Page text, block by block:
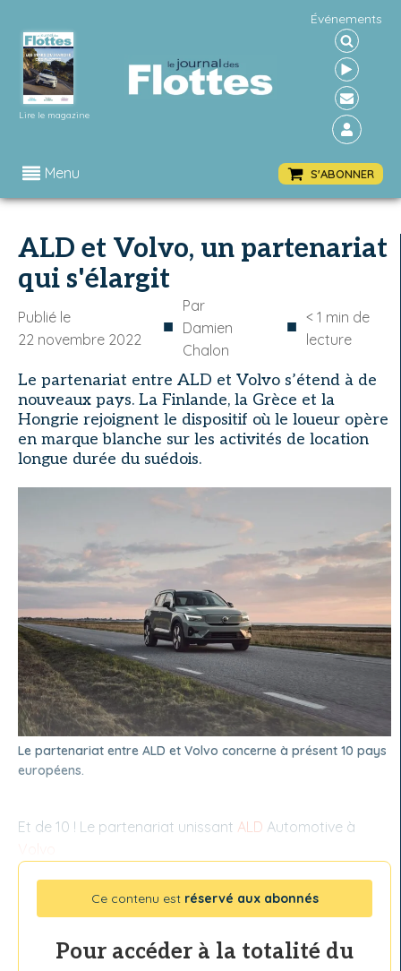
Lire le magazine
Événements
Menu S'ABONNER
ALD et Volvo, un partenariat
qui s'élargit
Publié le
22 novembre 2022
■
Par
Damien
Chalon
■ < 1 min de
lecture
Le partenariat entre ALD et Volvo s’étend à de
nouveaux pays. La Finlande, la Grèce et la
Hongrie rejoignent le dispositif où le loueur opère
en marque blanche sur les activités de location
longue durée du suédois.
Le partenariat entre ALD et Volvo concerne à présent 10 pays
européens.
Et de 10 ! Le partenariat unissant ALD Automotive à
Ce contenu est réservé aux abonnés
Pour accéder à la totalité du